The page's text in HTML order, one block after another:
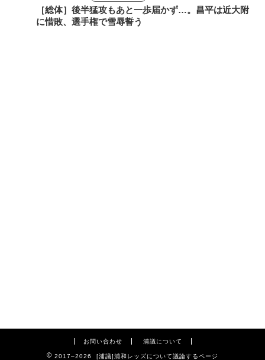
［総体］後半猛攻もあと一歩届かず…。昌平は近大附
に惜敗、選手権で雪辱誓う
お問い合わせ 浦議について
2017–2026 [浦議]浦和レッズについて議論するページ